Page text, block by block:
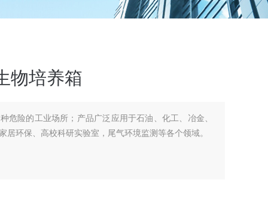
物培养箱
危险的工业场所；产品广泛应用于石油、化工、冶金、
居环保、高校科研实验室，尾气环境监测等各个领域。